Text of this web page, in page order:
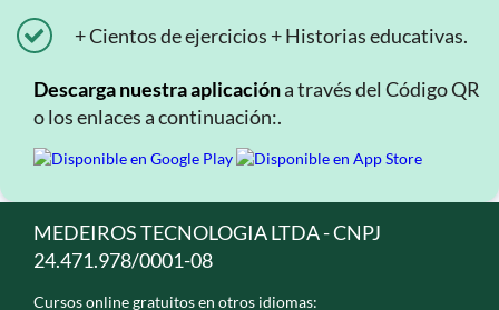
+ Cientos de ejercicios + Historias educativas.
Descarga nuestra aplicacióna través del Código QR
o los enlaces a continuación:.
MEDEIROS TECNOLOGIA LTDA - CNPJ
24.471.978/0001-08
Cursos online gratuitos en otros idiomas: